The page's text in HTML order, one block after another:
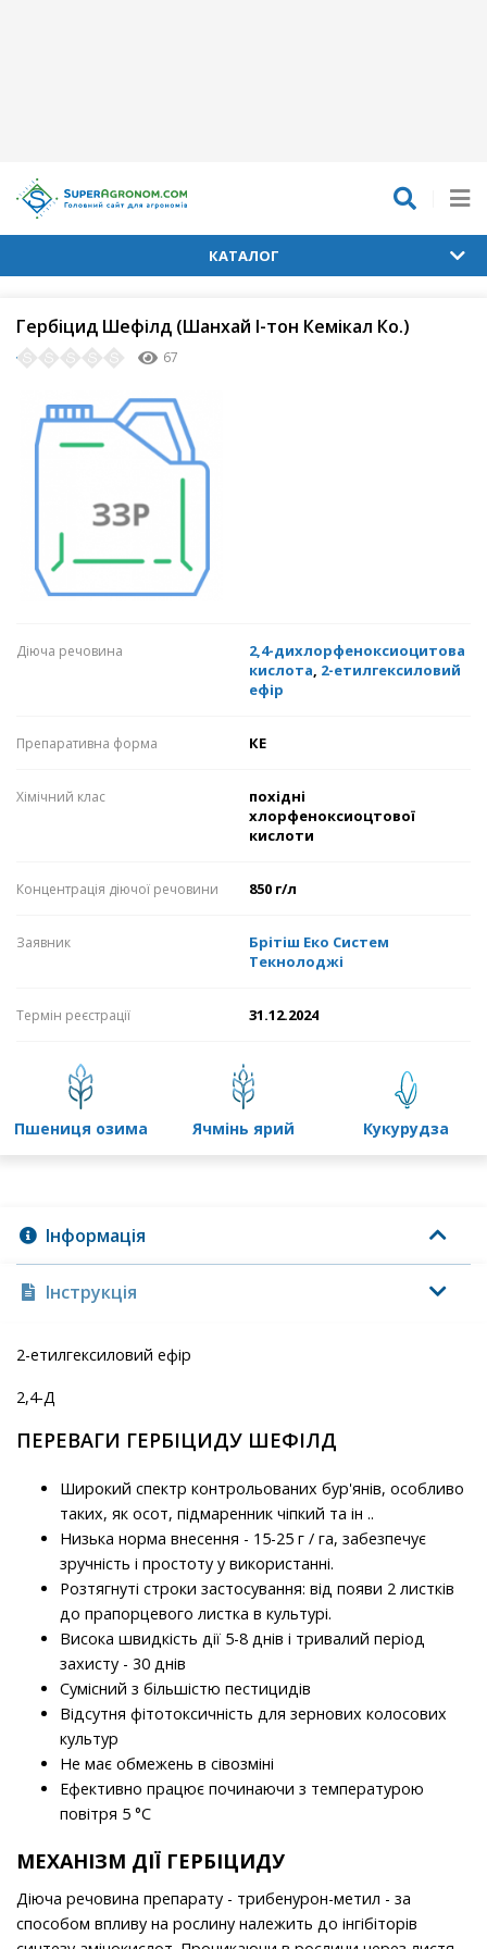
КАТАЛОГ
Гербіцид Шефілд (Шанхай І-тон Кемікал Ко.)
67
Діюча речовина
2,4-дихлорфеноксиоцитова
кислота, 2-етилгексиловий
ефір
Препаративна форма КЕ
Хімічний клас
похідні
хлорфеноксиоцтової
кислоти
Концентрація діючої речовини 850 г/л
Заявник
Брітіш Еко Систем
Текнолоджі
Термін реєстрації 31.12.2024
пшениця озима ячмінь ярий кукурудза
Інформація
Інструкція
2-етилгексиловий ефір
2,4-Д
ПЕРЕВАГИ ГЕРБІЦИДУ ШЕФІЛД
Широкий спектр контрольованих бур'янів, особливо
таких, як осот, підмаренник чіпкий та ін ..
Низька норма внесення - 15-25 г / га, забезпечує
зручність і простоту у використанні.
Розтягнуті строки застосування: від появи 2 листків
до прапорцевого листка в культурі.
Висока швидкість дії 5-8 днів і тривалий період
захисту - 30 днів
Сумісний з більшістю пестицидів
Відсутня фітотоксичність для зернових колосових
культур
Не має обмежень в сівозміні
Ефективно працює починаючи з температурою
повітря 5 °С
МЕХАНІЗМ ДІЇ ГЕРБІЦИДУ
Діюча речовина препарату - трибенурон-метил - за
способом впливу на рослину належить до інгібіторів